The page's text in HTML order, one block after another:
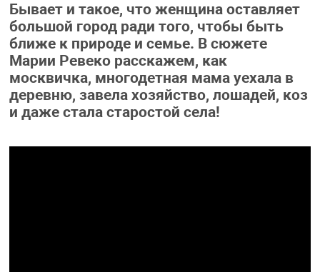
Бывает и такое, что женщина оставляет
большой город ради того, чтобы быть
ближе к природе и семье. В сюжете
Марии Ревеко расскажем, как
москвичка, многодетная мама уехала в
деревню, завела хозяйство, лошадей, коз
и даже стала старостой села!